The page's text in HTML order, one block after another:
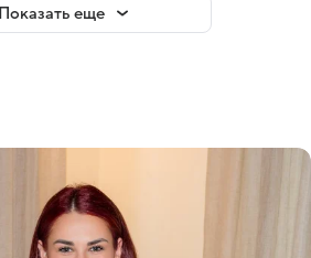
Показать еще